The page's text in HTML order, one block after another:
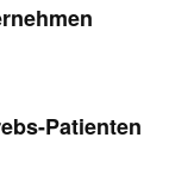
Patienten